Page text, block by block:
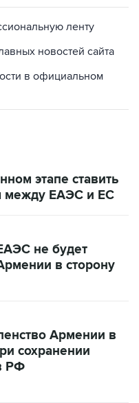
ленту
новостей сайта
в официальном
этапе ставить
между ЕАЭС и ЕС
не будет
в сторону
Армении в
сохранении
РФ